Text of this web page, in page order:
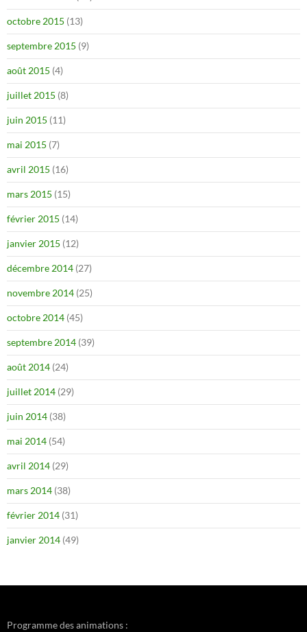
octobre 2015 (13)
septembre 2015 (9)
août 2015 (4)
juillet 2015 (8)
juin 2015 (11)
mai 2015 (7)
avril 2015 (16)
mars 2015 (15)
février 2015 (14)
janvier 2015 (12)
décembre 2014 (27)
novembre 2014 (25)
octobre 2014 (45)
septembre 2014 (39)
août 2014 (24)
juillet 2014 (29)
juin 2014 (38)
mai 2014 (54)
avril 2014 (29)
mars 2014 (38)
février 2014 (31)
janvier 2014 (49)
Programme des animations :